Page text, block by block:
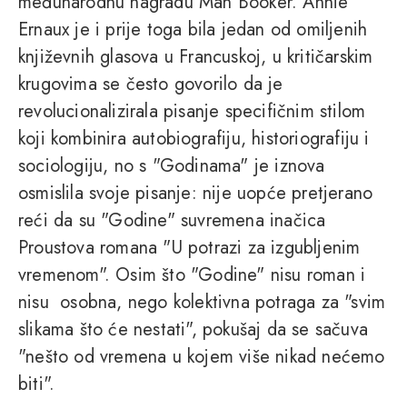
Ernaux je i prije toga bila jedan od omiljenih
književnih glasova u Francuskoj, u kritičarskim
krugovima se često govorilo da je
revolucionalizirala pisanje specifičnim stilom
koji kombinira autobiografiju, historiografiju i
sociologiju, no s "Godinama" je iznova
osmislila svoje pisanje: nije uopće pretjerano
reći da su "Godine" suvremena inačica
Proustova romana "U potrazi za izgubljenim
vremenom". Osim što "Godine" nisu roman i
nisu osobna, nego kolektivna potraga za "svim
slikama što će nestati", pokušaj da se sačuva
"nešto od vremena u kojem više nikad nećemo
biti".